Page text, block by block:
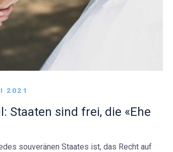
2021
Staaten sind frei, die «Ehe
souveränen Staates ist, das Recht auf